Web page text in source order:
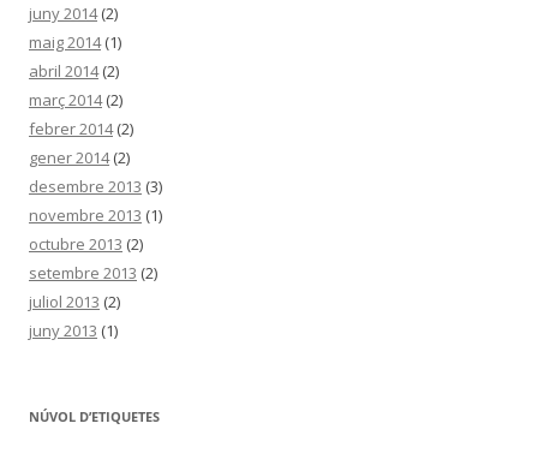
juny 2014(2)
maig 2014(1)
abril 2014(2)
març 2014(2)
febrer 2014(2)
gener 2014(2)
desembre 2013 (3)
novembre 2013 (1)
octubre 2013 (2)
setembre 2013 (2)
juliol 2013 (2)
juny 2013 (1)
NÚVOL D’ETIQUETES